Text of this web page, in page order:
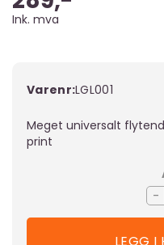
Ink. mva
Varenr:LGL001
Meget universalt
print
-